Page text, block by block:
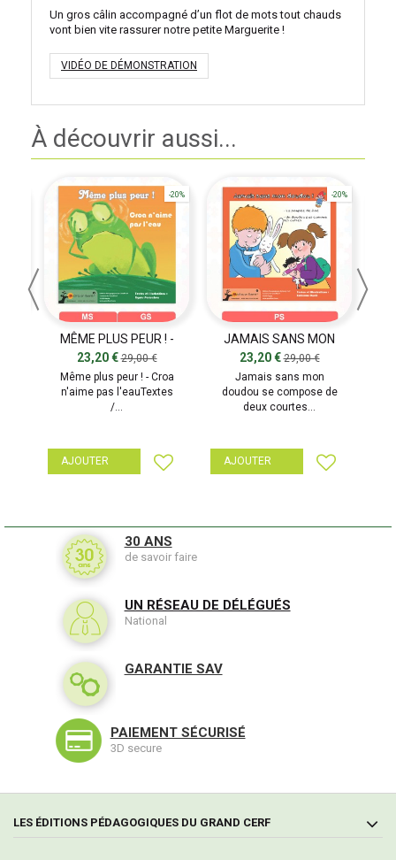
Un gros câlin accompagné d’un flot de mots tout chauds
vont bien vite rassurer notre petite Marguerite !
VIDÉO DE DÉMONSTRATION
À découvrir aussi...
-20%
MÊME PLUS PEUR ! -
CROA N'AIME PAS L'EAU
23,20 €29,00 €
Même plus peur ! - Croa
n'aime pas l'eauTextes
/...
AJOUTER
-20%
JAMAIS SANS MON
DOUDOU (2 HISTOIRES)
23,20 €29,00 €
Jamais sans mon
doudou se compose de
deux courtes...
AJOUTER
30 ANS
de savoir faire
UN RÉSEAU DE DÉLÉGUÉS
National
GARANTIE SAV
PAIEMENT SÉCURISÉ
3D secure
LES ÉDITIONS PÉDAGOGIQUES DU GRAND CERF